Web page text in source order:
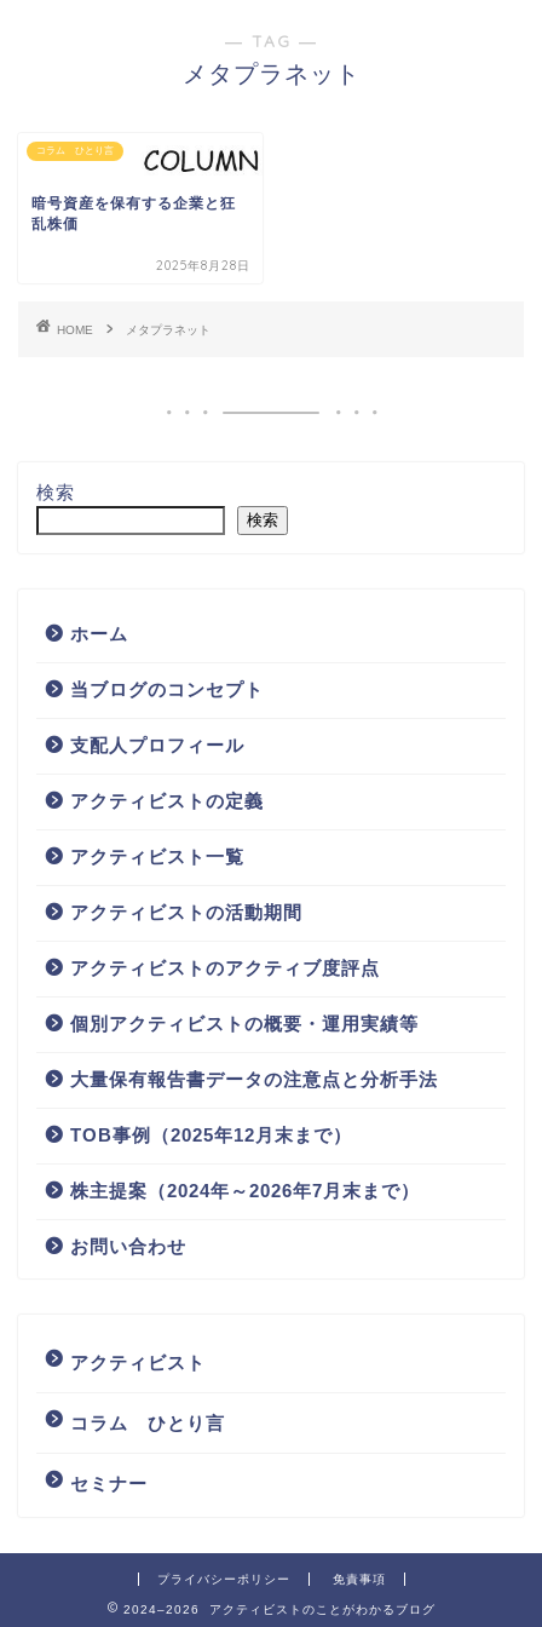
― TAG ―
メタプラネット
コラム ひとり言
暗号資産を保有する企業と狂
乱株価
2025年8月28日
HOME メタプラネット
検索
検索
ホーム
当ブログのコンセプト
支配人プロフィール
アクティビストの定義
アクティビスト一覧
アクティビストの活動期間
アクティビストのアクティブ度評点
個別アクティビストの概要・運用実績等
大量保有報告書データの注意点と分析手法
TOB事例（2025年12月末まで）
株主提案（2024年～2026年7月末まで）
お問い合わせ
アクティビスト
コラム ひとり言
セミナー
プライバシーポリシー 免責事項
2024–2026 アクティビストのことがわかるブログ